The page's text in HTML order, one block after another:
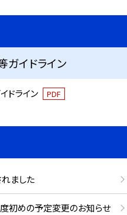
イドライン
ドライン PDF
ました
初めの予定変更のお知らせ